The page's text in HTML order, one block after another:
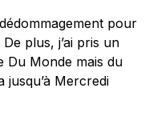
pour
plus, j’ai pris un
Du Monde mais du
jusqu’à Mercredi